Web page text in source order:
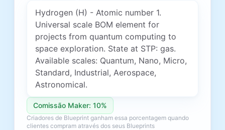
Hydrogen (H) - Atomic number 1.
Universal scale BOM element for
projects from quantum computing to
space exploration. State at STP: gas.
Available scales: Quantum, Nano, Micro,
Standard, Industrial, Aerospace,
Astronomical.
Comissão Maker: 10%
Criadores de Blueprint ganham essa porcentagem quando
clientes compram através dos seus Blueprints